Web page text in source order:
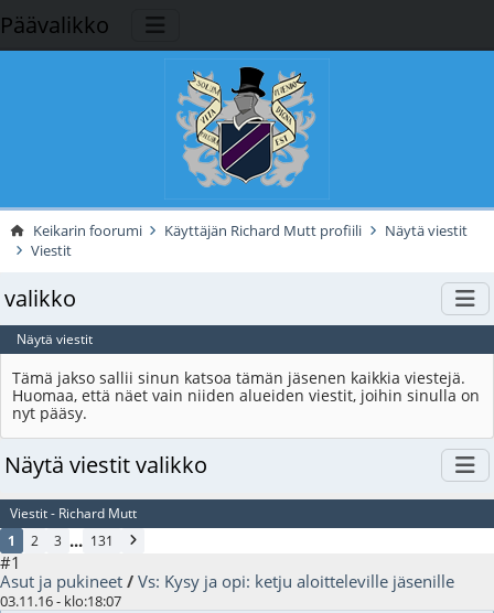
Päävalikko
Keikarin foorumi Käyttäjän Richard Mutt profiili
Näytä viestit
Viestit
valikko
Näytä viestit
Tämä jakso sallii sinun katsoa tämän jäsenen kaikkia viestejä.
Huomaa, että näet vain niiden alueiden viestit, joihin sinulla on
nyt pääsy.
Näytä viestit valikko
Viestit - Richard Mutt
1
2 3 ... 131
#1
Asut ja pukineet / Vs: Kysy ja opi: ketju aloitteleville jäsenille
03.11.16 - klo:18:07